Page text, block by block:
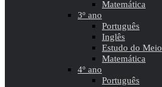
Matemática
3º ano
Português
Inglês
Estudo do Meio
Matemática
4º ano
Português